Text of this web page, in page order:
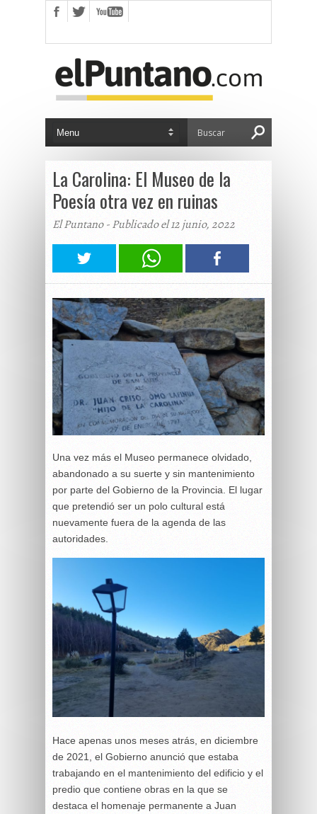
La Carolina: El Museo de la
Poesía otra vez en ruinas
El Puntano - Publicado el 12 junio, 2022
Una vez más el Museo permanece olvidado,
abandonado a su suerte y sin mantenimiento
por parte del Gobierno de la Provincia. El lugar
que pretendió ser un polo cultural está
nuevamente fuera de la agenda de las
autoridades.
Hace apenas unos meses atrás, en diciembre
de 2021, el Gobierno anunció que estaba
trabajando en el mantenimiento del edificio y el
predio que contiene obras en la que se
destaca el homenaje permanente a Juan